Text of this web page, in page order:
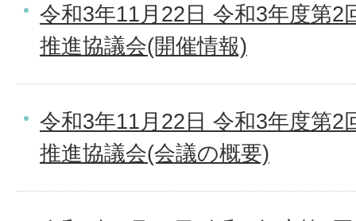
令和3年11月22日 令和3年度第
推進協議会(開催情報)
令和3年11月22日 令和3年度第
推進協議会(会議の概要)